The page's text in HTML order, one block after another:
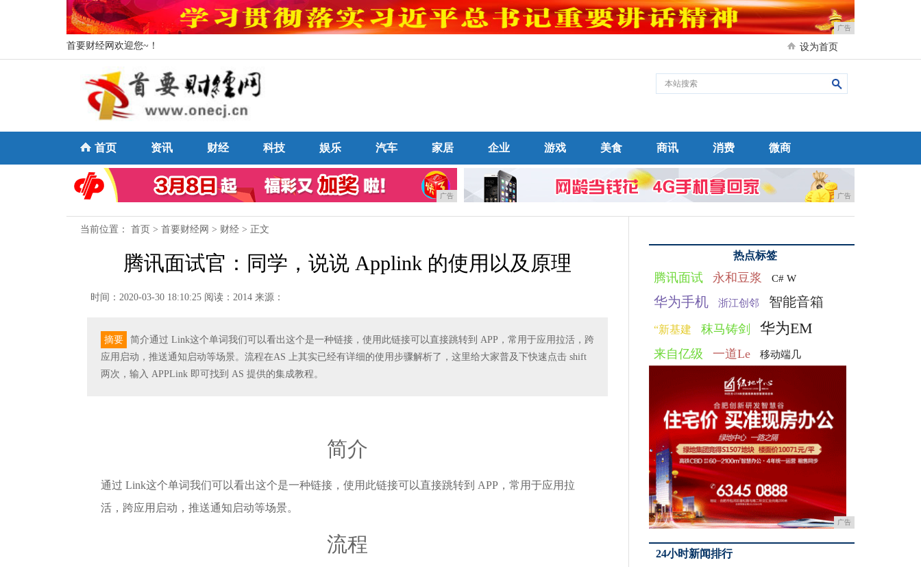
广告
首要财经网欢迎您~！ 设为首页
首页 资讯 财经 科技 娱乐 汽车 家居 企业 游戏 美食 商讯 消费 微商
广告 广告
当前位置： 首页 > 首要财经网 > 财经 > 正文
腾讯面试官：同学，说说 Applink 的使用以及原理
时间：2020-03-30 18:10:25 阅读：2014 来源：
摘要
简介通过 Link这个单词我们可以看出这个是一种链接，使用此链接可以直接跳转到 APP，常用于应用拉活，跨
应用启动，推送通知启动等场景。流程在AS 上其实已经有详细的使用步骤解析了，这里给大家普及下快速点击 shift
两次，输入 APPLink 即可找到 AS 提供的集成教程。
简介
通过 Link这个单词我们可以看出这个是一种链接，使用此链接可以直接跳转到 APP，常用于应用拉
活，跨应用启动，推送通知启动等场景。
流程
热点标签
腾讯面试 永和豆浆 C# W
华为手机 浙江创邻 智能音箱
“新基建 秣马铸剑 华为EM
来自亿级 一道Le 移动端几
广告
24小时新闻排行